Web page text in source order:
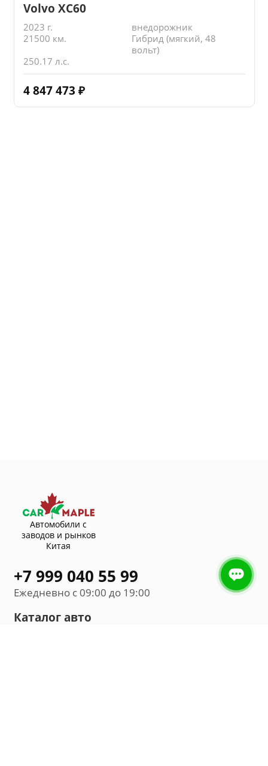
Volvo XC60
2023 г.
внедорожник
21500 км.
Гибрид (мягкий, 48
вольт)
250.17 л.с.
4 847 473 ₽
Автомобили с
заводов и рынков
Китая
+7 999 040 55 99
Ежедневно с 09:00 до 19:00
Каталог авто